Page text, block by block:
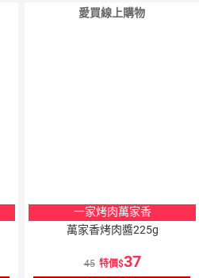
愛買線上購物
一家烤肉萬家香
萬家香烤肉醬225g
45 特價 37